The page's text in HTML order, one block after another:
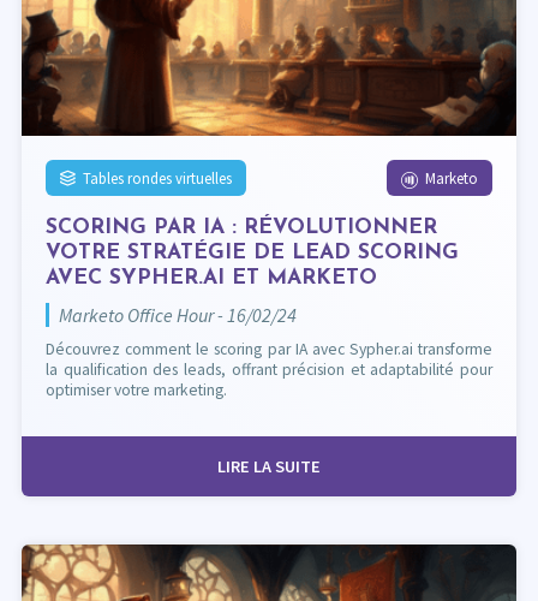
Tables rondes virtuelles Marketo
SCORING PAR IA : RÉVOLUTIONNER
VOTRE STRATÉGIE DE LEAD SCORING
AVEC SYPHER.AI ET MARKETO
Marketo Office Hour - 16/02/24
Découvrez comment le scoring par IA avec Sypher.ai transforme
la qualification des leads, offrant précision et adaptabilité pour
optimiser votre marketing.
LIRE LA SUITE